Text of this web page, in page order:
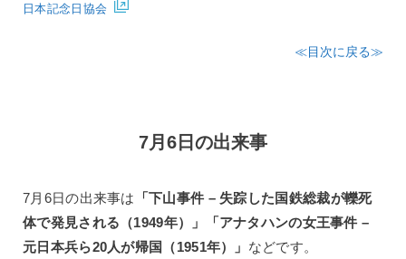
日本記念日協会
≪目次に戻る≫
7月6日の出来事
7月6日の出来事は
「下山事件 – 失踪した国鉄総裁が轢死
体で発見される（1949年）」「アナタハンの女王事件 –
元日本兵ら20人が帰国（1951年）」 などです。